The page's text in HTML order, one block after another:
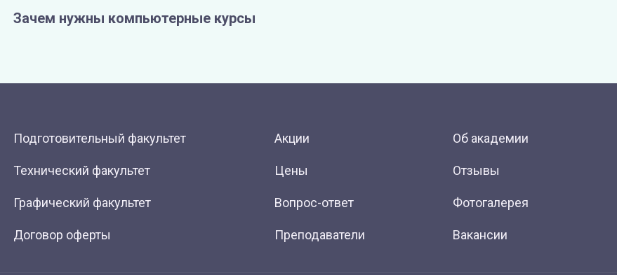
Зачем нужны компьютерные курсы
Подготовительный факультет
Технический факультет
Графический факультет
Договор оферты
Акции
Цены
Вопрос-ответ
Преподаватели
Об академии
Отзывы
Фотогалерея
Вакансии